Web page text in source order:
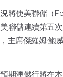
將使美聯儲（
聯儲連續第五
主席傑羅姆·鮑
期澳儲行將在